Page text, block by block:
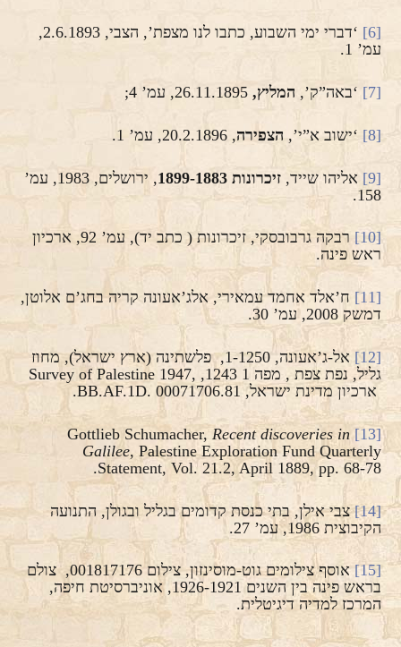
[6]
‘דברי ימי השבוע, כתבו לנו מצפת’, הצבי, 2.6.1893,
עמ’ 1.
[7] ‘באה”ק’, המליץ, 26.11.1895, עמ’ 4;
[8] ‘ישוב א”י’, הצפירה, 20.2.1896, עמ’ 1.
[9] אליהו שייד,זיכרונות 1899-1883
, ירושלים, 1983, עמ’
158.
[10]
רבקה גרבובסקי, זיכרונות ( כתב יד), עמ’ 92, ארכיון
ראש פינה.
[11]
ח’אלד אחמד עמאירי, אלג’אעונה קריה בחג’ם אלוטן,
דמשק 2008, עמ’ 30.
[12]
אל-ג’אעונה, 1-1250, פלשתינה (ארץ ישראל), מחוז
גליל, נפת צפת , מפה 1 1243, ,Survey of Palestine 1947
ארכיון מדינת ישראל, BB.AF.1D. 00071706.81.
[13]
Recent discoveries in
Galilee, Palestine Exploration Fund Quarterly
Statement, Vol. 21.2, April 1889, pp. 68-78.
[14]
צבי אילן, בתי כנסת קדומים בגליל ובגולן, התנועה
הקיבוצית 1986, עמ’ 27.
[15]
אוסף צילומים גוט-מוסינזון, צילום 001817176, צולם
בראש פינה בין השנים 1926-1921, אוניברסיטת חיפה,
המרכז למדיה דיגיטלית.